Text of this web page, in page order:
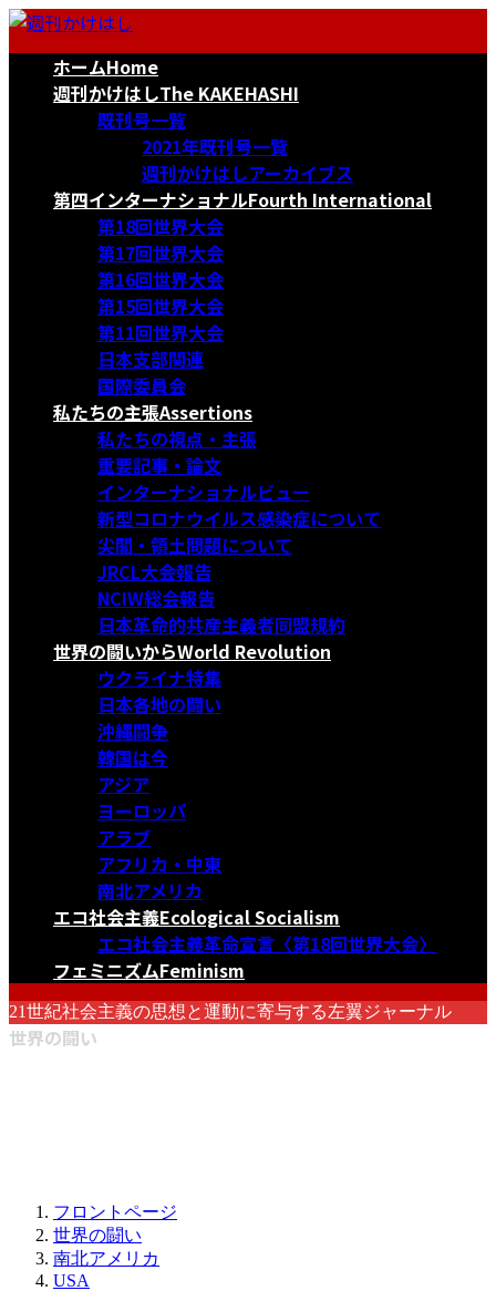
コ
ナ
ホームHome
週刊かけはしThe KAKEHASHI
既刊号一覧
2021年既刊号一覧
週刊かけはしアーカイブス
第四インターナショナルFourth International
第18回世界大会
第17回世界大会
第16回世界大会
第15回世界大会
第11回世界大会
日本支部関連
国際委員会
私たちの主張Assertions
私たちの視点・主張
重要記事・論文
インターナショナルビュー
新型コロナウイルス感染症について
尖閣・領土問題について
JRCL大会報告
NCIW総会報告
日本革命的共産主義者同盟規約
世界の闘いからWorld Revolution
ウクライナ特集
日本各地の闘い
沖縄闘争
韓国は今
アジア
ヨーロッパ
アラブ
アフリカ・中東
南北アメリカ
エコ社会主義Ecological Socialism
エコ社会主義革命宣言〈第18回世界大会〉
フェミニズムFeminism
21世紀社会主義の思想と運動に寄与する左翼ジャーナル
世界の闘い
フロントページ
世界の闘い
南北アメリカ
USA